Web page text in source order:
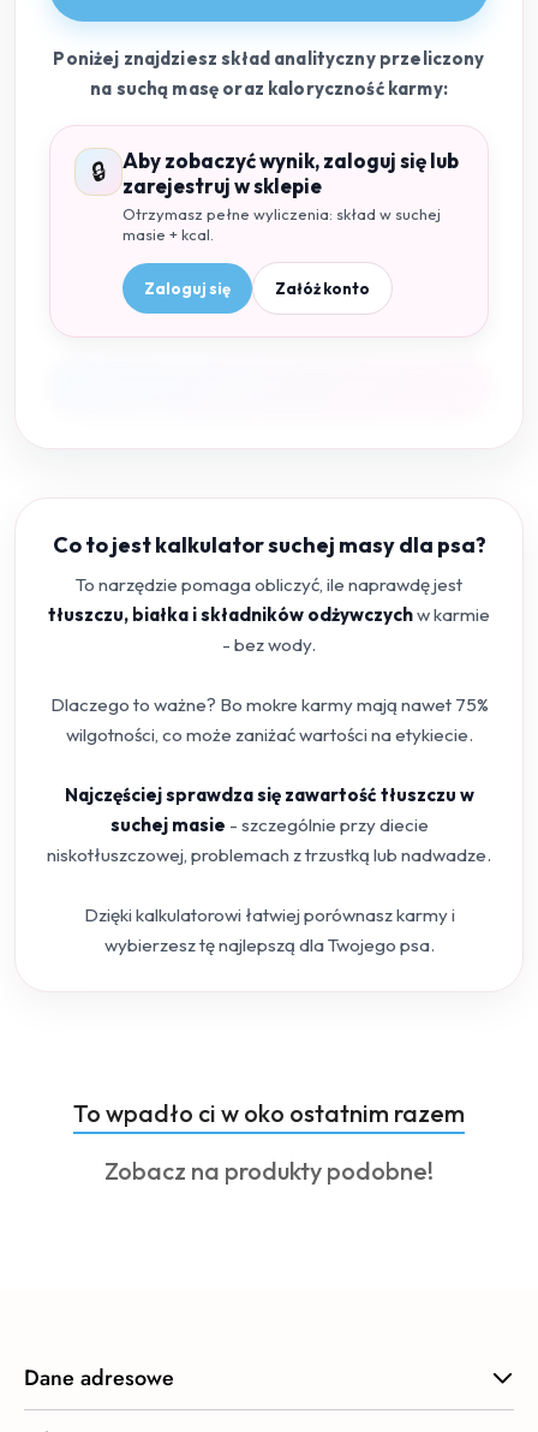
Poniżej znajdziesz skład analityczny przeliczony
na suchą masę oraz kaloryczność karmy:
🔒
Aby zobaczyć wynik, zaloguj się lub
zarejestruj w sklepie
Otrzymasz pełne wyliczenia: skład w suchej
masie + kcal.
Zaloguj się Załóż konto
Co to jest kalkulator suchej masy dla psa?
To narzędzie pomaga obliczyć, ile naprawdę jest
tłuszczu, białka i składników odżywczychw karmie
- bez wody.
Dlaczego to ważne? Bo mokre karmy mają nawet 75%
wilgotności, co może zaniżać wartości na etykiecie.
Najczęściej sprawdza się zawartość tłuszczu w
suchej masie - szczególnie przy diecie
niskotłuszczowej, problemach z trzustką lub nadwadze.
Dzięki kalkulatorowi łatwiej porównasz karmy i
wybierzesz tę najlepszą dla Twojego psa.
Pomiń karuzelę produktów
Produkty
o
statusie:
To wpadło ci w oko ostatnim razem
Produkty
Zobacz na produkty podobne!
Dane adresowe